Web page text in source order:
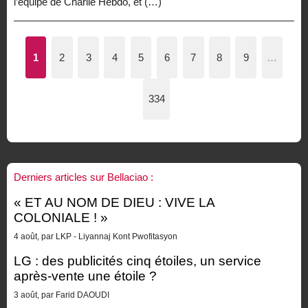
1 2 3 4 5 6 7 8 9 …
334
Derniers articles sur Bellaciao :
« ET AU NOM DE DIEU : VIVE LA
COLONIALE ! »
4 août, par LKP - Liyannaj Kont Pwofitasyon
LG : des publicités cinq étoiles, un service
après-vente une étoile ?
3 août, par Farid DAOUDI